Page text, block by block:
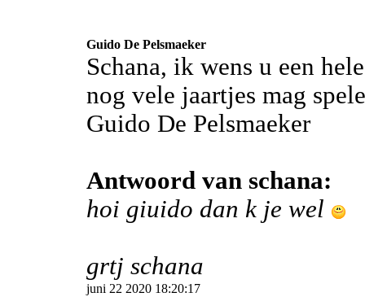
Guido De Pelsmaeker
Schana, ik wens u een
nog vele jaartjes mag
Guido De Pelsmaeker
Antwoord van schana:
hoi giuido dan k je wel
grtj schana
juni 22 2020 18:20:17